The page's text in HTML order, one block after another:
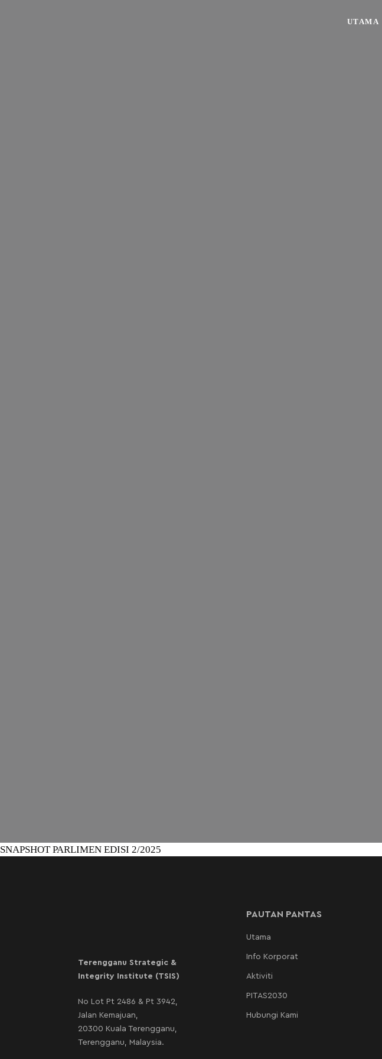
UTAMA
SNAPSHOT PARLIMEN EDISI 2/2025
Terengganu Strategic &
Integrity Institute (TSIS)
No Lot Pt 2486 & Pt 3942,
Jalan Kemajuan,
20300 Kuala Terengganu,
Terengganu, Malaysia.
PAUTAN PANTAS
Utama
Info Korporat
Aktiviti
PITAS2030
Hubungi Kami